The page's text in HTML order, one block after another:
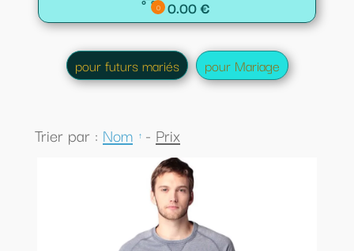
0
0.00 €
pour futurs mariés pour Mariage
Trier par : Nom - Prix